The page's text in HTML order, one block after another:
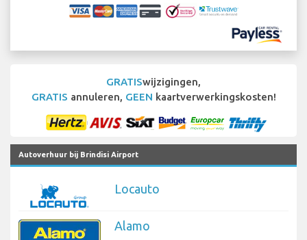
GRATISwijzigingen,
GRATIS annuleren, GEEN kaartverwerkingskosten!
Autoverhuur bij Brindisi Airport
Locauto
Alamo